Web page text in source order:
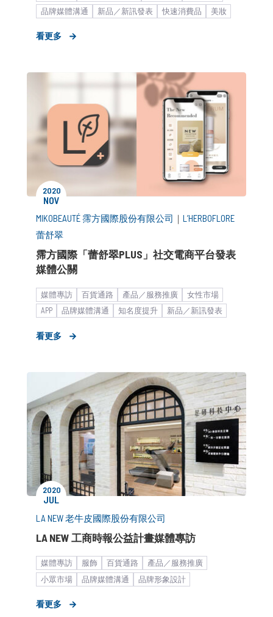
品牌媒體溝通
新品／新訊發表 快速消費品
美妝
看更多
2020
NOV
MIKOBEAUTÉ 霈方國際股份有限公司 ｜ L’HERBOFLORE
蕾舒翠
霈方國際「蕾舒翠PLUS」社交電商平台發表
媒體公關
媒體專訪 百貨通路 產品／服務推廣
女性市場
APP
品牌媒體溝通 知名度提升
新品／新訊發表
海外市場拓展
看更多
2020
JUL
LA NEW 老牛皮國際股份有限公司
LA NEW 工商時報公益計畫媒體專訪
媒體專訪 服飾 百貨通路
產品／服務推廣
小眾市場
品牌媒體溝通
品牌形象設計
時事藉勢
看更多